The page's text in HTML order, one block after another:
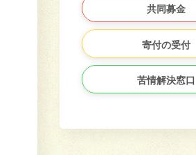
共同募金
寄付の受付
苦情解決窓口